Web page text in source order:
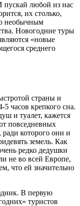
пускай любой из нас
их столько,
необычным
Новогодние туры
«новые
среднего
страны и
часов крепкого сна.
и туалет, кажется
повседневных
которого они и
земель. Как
редко дедушки
не во всей Европе,
что ей значительно
В первую
туристов